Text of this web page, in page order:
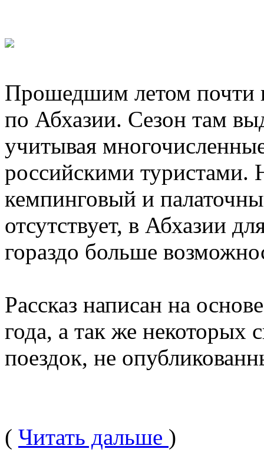
Прошедшим летом почти
по Абхазии. Сезон там
учитывая
российскими туристами.
кемпинговый и
отсутствует, в Абхазии
гораздо больше
Рассказ написан на
года, а так же некоторых
поездок, не
( Читать дальше )